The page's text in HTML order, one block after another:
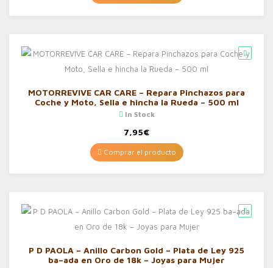
MOTORREVIVE CAR CARE – Repara Pinchazos para
Coche y Moto, Sella e hincha la Rueda – 500 ml
In Stock
7,95€
Comprar el producto
P D PAOLA – Anillo Carbon Gold – Plata de Ley 925
ba–ada en Oro de 18k – Joyas para Mujer